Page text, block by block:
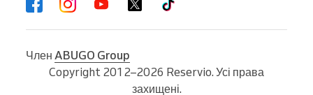
Член ABUGO Group
Copyright 2012–2026 Reservio. Усі права
захищені.